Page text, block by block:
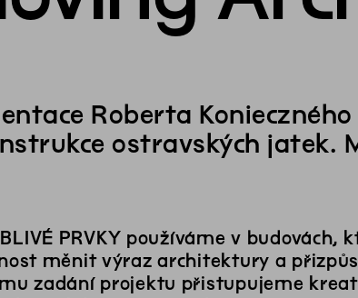
Roberta
ostravských jatek.
PRVKY používáme v
měnit výraz architektury a
zadání projektu přistupujeme